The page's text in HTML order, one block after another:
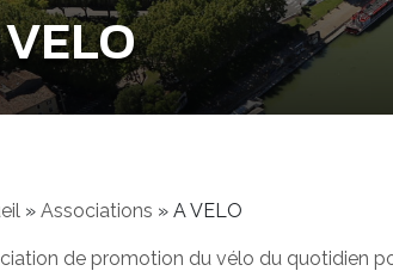
» Associations » A VELO
de promotion du vélo du quotidien